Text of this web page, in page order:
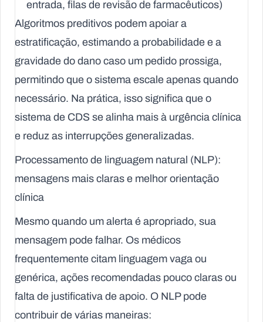
entrada, filas de revisão de farmacêuticos)
Algoritmos preditivos podem apoiar a
estratificação, estimando a probabilidade e a
gravidade do dano caso um pedido prossiga,
permitindo que o sistema escale apenas quando
necessário. Na prática, isso significa que o
sistema de CDS se alinha mais à urgência clínica
e reduz as interrupções generalizadas.
Processamento de linguagem natural (NLP):
mensagens mais claras e melhor orientação
clínica
Mesmo quando um alerta é apropriado, sua
mensagem pode falhar. Os médicos
frequentemente citam linguagem vaga ou
genérica, ações recomendadas pouco claras ou
falta de justificativa de apoio. O NLP pode
contribuir de várias maneiras: